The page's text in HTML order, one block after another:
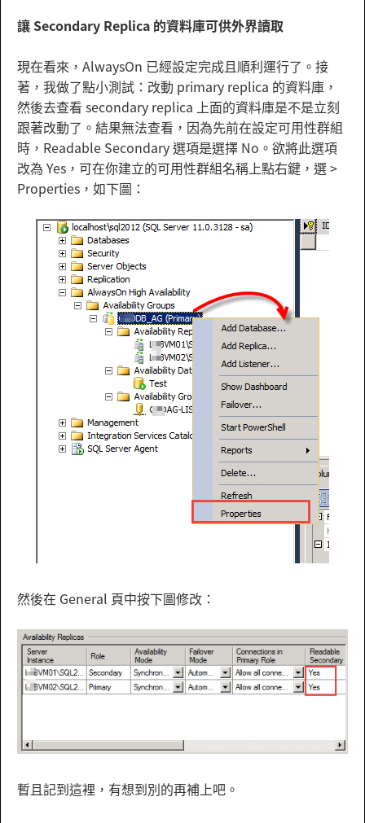
讓 Secondary Replica 的資料庫可供外界讀取
現在看來，AlwaysOn 已經設定完成且順利運行了。接
著，我做了點小測試：改動 primary replica 的資料庫，
然後去查看 secondary replica 上面的資料庫是不是立刻
跟著改動了。結果無法查看，因為先前在設定可用性群組
時，Readable Secondary 選項是選擇 No。欲將此選項
改為 Yes，可在你建立的可用性群組名稱上點右鍵，選 >
Properties，如下圖：
然後在 General 頁中按下圖修改：
暫且記到這裡，有想到別的再補上吧。